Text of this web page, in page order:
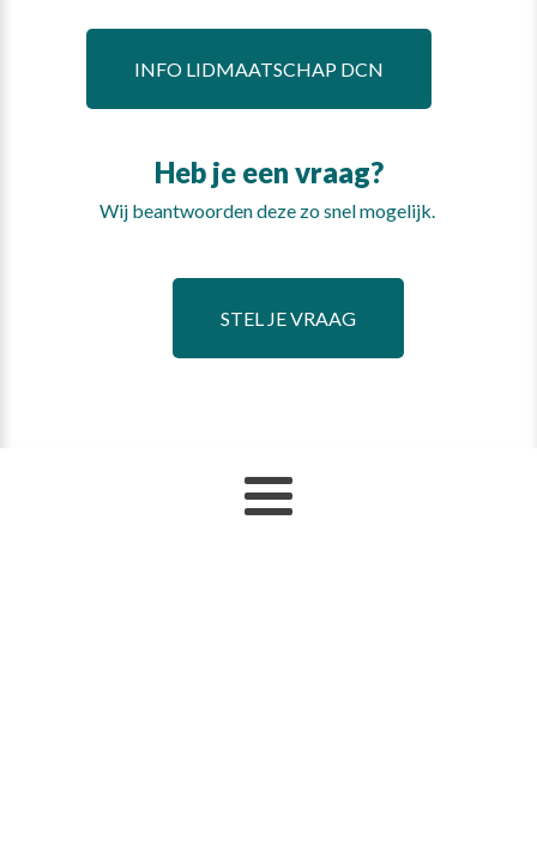
INFO LIDMAATSCHAP DCN
Heb je een vraag?
Wij beantwoorden deze zo snel mogelijk.
STEL JE VRAAG